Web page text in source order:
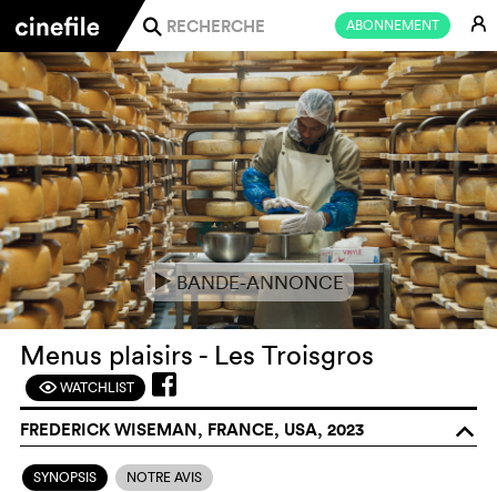
ABONNEMENT E
j
eBANDE-ANNONCE
Menus plaisirs - Les Troisgros
FWATCHLIST
FREDERICK WISEMAN, FRANCE, USA, 2023 o
SYNOPSIS NOTRE AVIS